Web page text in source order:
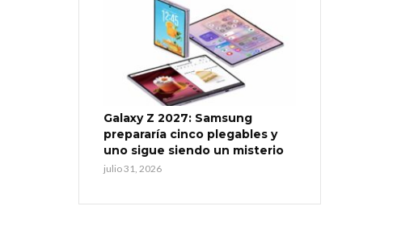
Galaxy Z 2027: Samsung
prepararía cinco plegables y
uno sigue siendo un misterio
julio 31, 2026